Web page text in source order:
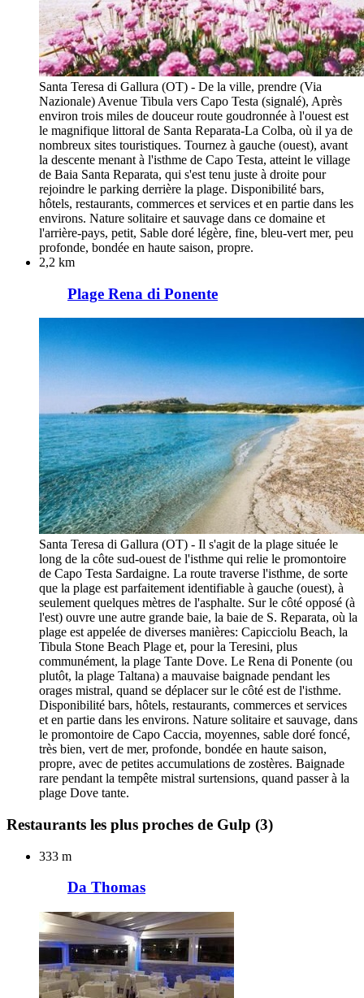
Santa Teresa di Gallura (OT) - De la ville, prendre (Via
Nazionale) Avenue Tibula vers Capo Testa (signalé), Après
environ trois miles de douceur route goudronnée à l'ouest est
le magnifique littoral de Santa Reparata-La Colba, où il ya de
nombreux sites touristiques. Tournez à gauche (ouest), avant
la descente menant à l'isthme de Capo Testa, atteint le village
de Baia Santa Reparata, qui s'est tenu juste à droite pour
rejoindre le parking derrière la plage. Disponibilité bars,
hôtels, restaurants, commerces et services et en partie dans les
environs. Nature solitaire et sauvage dans ce domaine et
l'arrière-pays, petit, Sable doré légère, fine, bleu-vert mer, peu
profonde, bondée en haute saison, propre.
2,2 km
Plage Rena di Ponente
Santa Teresa di Gallura (OT) - Il s'agit de la plage située le
long de la côte sud-ouest de l'isthme qui relie le promontoire
de Capo Testa Sardaigne. La route traverse l'isthme, de sorte
que la plage est parfaitement identifiable à gauche (ouest), à
seulement quelques mètres de l'asphalte. Sur le côté opposé (à
l'est) ouvre une autre grande baie, la baie de S. Reparata, où la
plage est appelée de diverses manières: Capicciolu Beach, la
Tibula Stone Beach Plage et, pour la Teresini, plus
communément, la plage Tante Dove. Le Rena di Ponente (ou
plutôt, la plage Taltana) a mauvaise baignade pendant les
orages mistral, quand se déplacer sur le côté est de l'isthme.
Disponibilité bars, hôtels, restaurants, commerces et services
et en partie dans les environs. Nature solitaire et sauvage, dans
le promontoire de Capo Caccia, moyennes, sable doré foncé,
très bien, vert de mer, profonde, bondée en haute saison,
propre, avec de petites accumulations de zostères. Baignade
rare pendant la tempête mistral surtensions, quand passer à la
plage Dove tante.
Restaurants les plus proches de Gulp (3)
333 m
Da Thomas